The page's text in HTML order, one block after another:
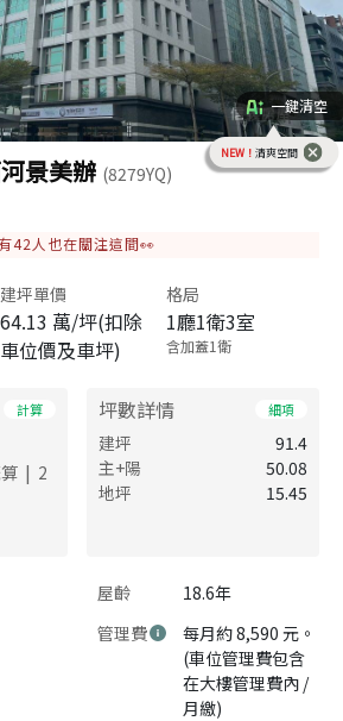
一鍵清空
NEW！ 清爽空間
景美辦 (8279YQ)
有42 人也在關注這間👀
建坪單價
64.13 萬/坪(扣除
車位價及車坪)
格局
1廳1衛3室
含加蓋1衛
計算
| 2
坪數詳情 細項
建坪
91.4
主+陽
50.08
地坪
15.45
屋齡
18.6年
管理費
每月約 8,590 元。
(車位管理費包含
在大樓管理費內 /
月繳)